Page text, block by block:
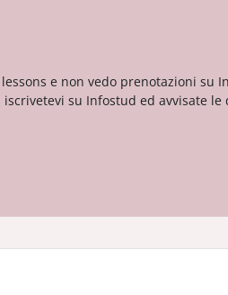
e non vedo prenotazioni su
su Infostud ed avvisate le